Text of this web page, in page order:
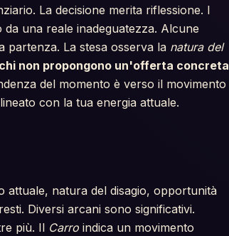
La decisione merita riflessione. I
una reale inadeguatezza. Alcune
partenza. La stesa osserva la natura del
non propongono un'offerta concreta
del momento è verso il movimento
con la tua energia attuale.
attuale, natura del disagio, opportunità
Diversi arcani sono significativi.
più. Il Carro indica un movimento